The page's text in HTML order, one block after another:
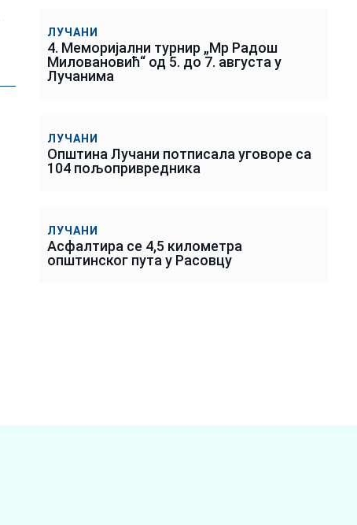
ЛУЧАНИ
4. Меморијални турнир „Мр Радош
Миловановић“ од 5. до 7. августа у
Лучанима
ЛУЧАНИ
Општина Лучани потписала уговоре са
104 пољопривредника
ЛУЧАНИ
Асфалтира се 4,5 километра
општинског пута у Расовцу